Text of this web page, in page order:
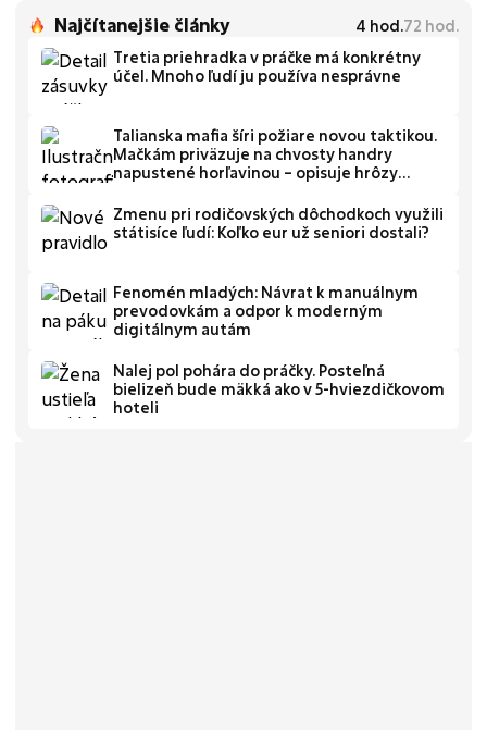
Najčítanejšie články 4 hod.72 hod.
Tretia priehradka v práčke má konkrétny
účel. Mnoho ľudí ju používa nesprávne
Talianska mafia šíri požiare novou taktikou.
Mačkám priväzuje na chvosty handry
napustené horľavinou – opisuje hrôzy
Zmenu pri rodičovských dôchodkoch využili
státisíce ľudí: Koľko eur už seniori dostali?
Fenomén mladých: Návrat k manuálnym
prevodovkám a odpor k moderným
digitálnym autám
Nalej pol pohára do práčky. Posteľná
bielizeň bude mäkká ako v 5-hviezdičkovom
hoteli